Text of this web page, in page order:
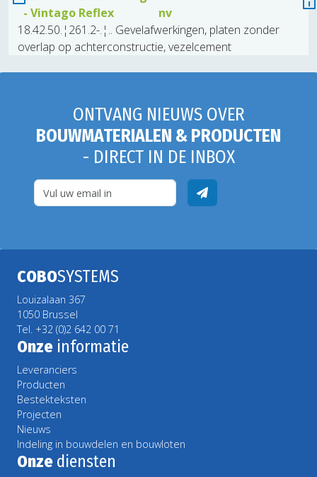
- Vintago Reflex
nv
18.42.50.¦261.2-.¦.. Gevelafwerkingen, platen zonder
overlap op achterconstructie, vezelcement
ONTVANG NIEUWS OVER
BOUWMATERIALEN & PRODUCTEN
- DIRECT IN DE INBOX
COBOSYSTEMS
Louizalaan 367
1050 Brussel
Tel. +32 (0)2 642 00 71
Onze informatie
Leveranciers
Producten
Bestekteksten
Projecten
Nieuws
Indeling in bouwdelen en bouwloten
Onze diensten